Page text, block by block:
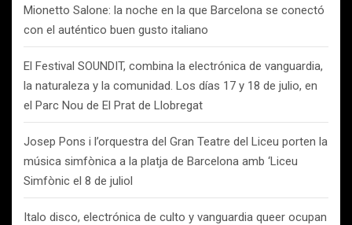
Mionetto Salone: la noche en la que Barcelona se conectó
con el auténtico buen gusto italiano
El Festival SOUNDIT, combina la electrónica de vanguardia,
la naturaleza y la comunidad. Los días 17 y 18 de julio, en
el Parc Nou de El Prat de Llobregat
Josep Pons i l’orquestra del Gran Teatre del Liceu porten la
música simfònica a la platja de Barcelona amb ‘Liceu
Simfònic el 8 de juliol
Italo disco, electrónica de culto y vanguardia queer ocupan